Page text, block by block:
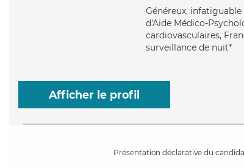
Généreux, infatiguable
d'Aide Médico-
cardiovasculaires,
surveillance de nuit*
Afficher le profil
Présentation déclarative du